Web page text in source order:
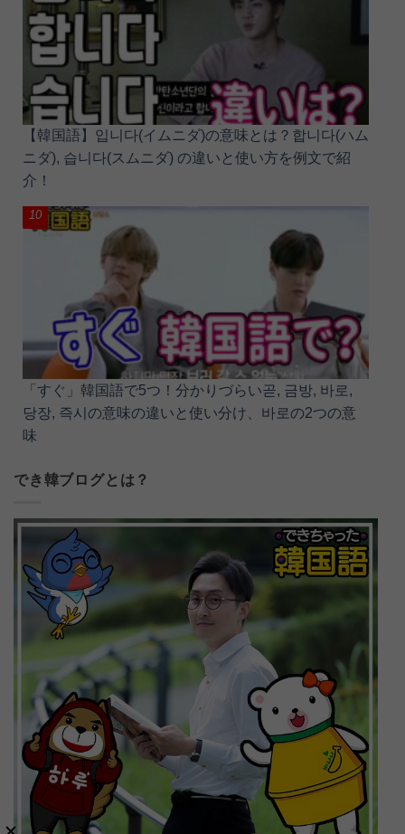
【韓国語】입니다(イムニダ)の意味とは？합니다(ハム
ニダ), 습니다(スムニダ) の違いと使い方を例文で紹
介！
「すぐ」韓国語で5つ！分かりづらい곧, 금방, 바로,
당장, 즉시の意味の違いと使い分け、바로の2つの意
味
でき韓ブログとは？